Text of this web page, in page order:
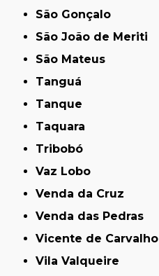
São Gonçalo
São João de Meriti
São Mateus
Tanguá
Tanque
Taquara
Tribobó
Vaz Lobo
Venda da Cruz
Venda das Pedras
Vicente de Carvalho
Vila Valqueire